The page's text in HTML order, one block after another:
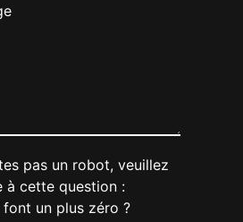
pas un robot, veuillez
à cette question :
un plus zéro ?